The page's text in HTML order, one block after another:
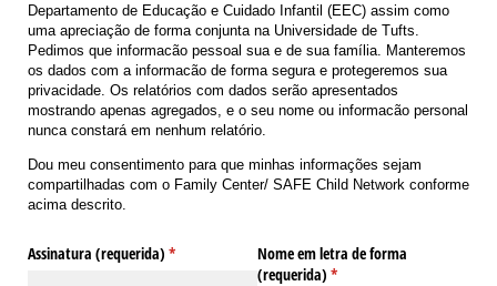
Departamento de Educação e Cuidado Infantil (EEC) assim como
uma apreciação de forma conjunta na Universidade de Tufts.
Pedimos que informacão pessoal sua e de sua família. Manteremos
os dados com a informacão de forma segura e protegeremos sua
privacidade. Os relatórios com dados serão apresentados
mostrando apenas agregados, e o seu nome ou informacão personal
nunca constará em nenhum relatório.
Dou meu consentimento para que minhas informações sejam
compartilhadas com o Family Center/ SAFE Child Network conforme
acima descrito.
Assinatura (requerida) *
(obrigatório)
Nome em letra de forma
(requerida) *
(obrigatório)